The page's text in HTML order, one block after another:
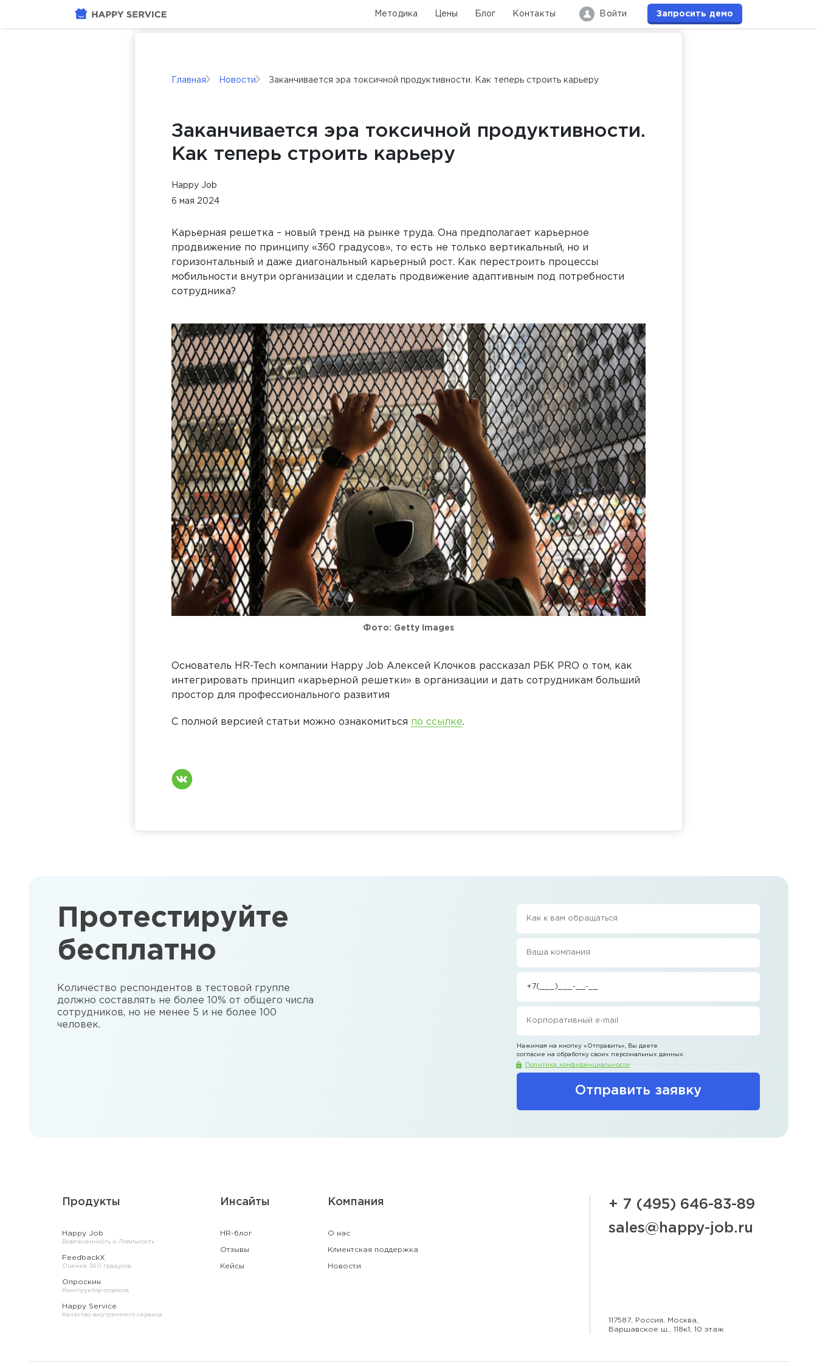
Методика Цены Блог Контакты Войти Запросить демо
Главная Новости Заканчивается эра токсичной продуктивности. Как теперь строить карьеру
Заканчивается эра токсичной продуктивности.
Как теперь строить карьеру
Happy Job
6 мая 2024
Карьерная решетка – новый тренд на рынке труда. Она предполагает карьерное
продвижение по принципу «360 градусов», то есть не только вертикальный, но и
горизонтальный и даже диагональный карьерный рост. Как перестроить процессы
мобильности внутри организации и сделать продвижение адаптивным под потребности
сотрудника?
Фото: Getty Images
Основатель HR-Tech компании Happy Job Алексей Клочков рассказал РБК PRO о том, как
интегрировать принцип «карьерной решетки» в организации и дать сотрудникам больший
простор для профессионального развития
С полной версией статьи можно ознакомиться по ссылке.
Протестируйте
бесплатно
Количество респондентов в тестовой группе
должно составлять не более 10% от общего числа
сотрудников, но не менее 5 и не более 100
человек.
Отправить заявку
Нажимая на кнопку «Отправить» , Вы даете
согласие на обработку своих персональных данных.
Политика конфиденциальности
Продукты
Happy Job
Вовлеченность и Лояльность
FeedbackX
Оценка 360 градусов
Опроскин
Конструктор опросов
Happy Service
Качество внутреннего сервиса
Инсайты
HR-блог
Отзывы
Кейсы
Компания
О нас
Клиентская поддержка
Новости
+ 7 (495) 646-83-89
sales@happy-job.ru
117587, Россия, Москва,
Варшавское ш., 118к1, 10 этаж